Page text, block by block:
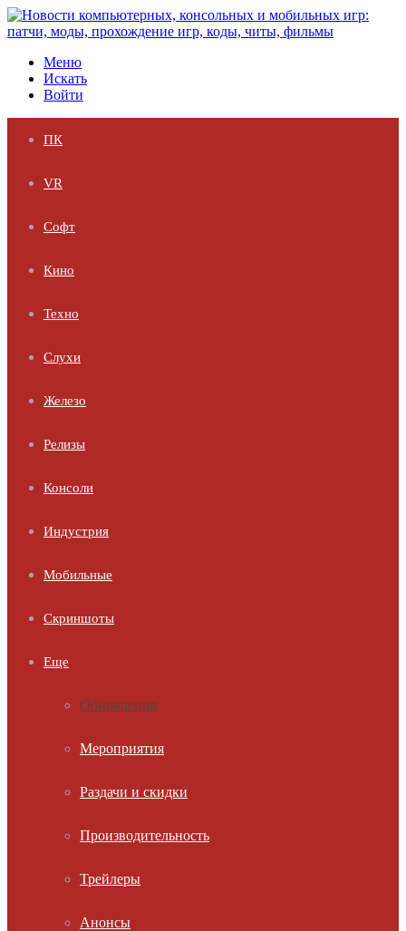
Меню
Искать
Войти
ПК
VR
Софт
Кино
Техно
Слухи
Железо
Релизы
Консоли
Индустрия
Мобильные
Скриншоты
Еще
Обновления
Мероприятия
Раздачи и скидки
Производительность
Трейлеры
Анонсы